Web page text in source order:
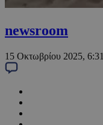
newsroom
15 Οκτωβρίου 2025, 6:31